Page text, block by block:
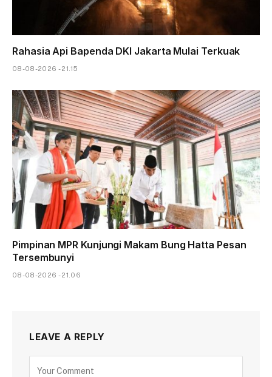
Rahasia Api Bapenda DKI Jakarta Mulai Terkuak
08-08-2026 - 21.15
Pimpinan MPR Kunjungi Makam Bung Hatta Pesan
Tersembunyi
08-08-2026 - 21.06
LEAVE A REPLY